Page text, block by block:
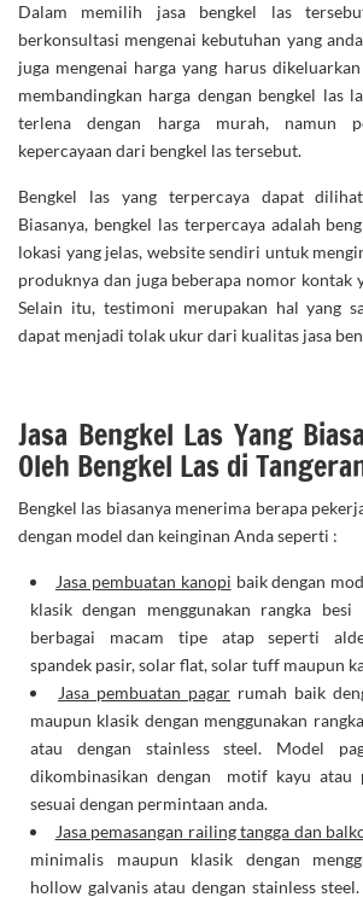
Dalam memilih jasa bengkel las
berkonsultasi mengenai kebutuhan yang
juga mengenai harga yang harus
membandingkan harga dengan bengkel las
terlena dengan harga murah, namun
kepercayaan dari bengkel las tersebut.
Bengkel las yang terpercaya dapat
Biasanya, bengkel las terpercaya adalah
lokasi yang jelas, website sendiri untuk
produknya dan juga beberapa nomor kontak
Selain itu, testimoni merupakan hal yang
dapat menjadi tolak ukur dari kualitas jasa
Jasa Bengkel Las Yang
Oleh Bengkel Las di
Bengkel las biasanya menerima berapa
dengan model dan keinginan Anda seperti :
Jasa pembuatan kanopi baik dengan
klasik dengan menggunakan rangka
berbagai macam tipe atap seperti
spandek pasir, solar flat, solar tuff maupun
Jasa pembuatan pagar rumah baik
maupun klasik dengan menggunakan
atau dengan stainless steel. Model
dikombinasikan dengan motif kayu atau
sesuai dengan permintaan anda.
Jasa pemasangan railing tangga dan
minimalis maupun klasik dengan
hollow galvanis atau dengan stainless